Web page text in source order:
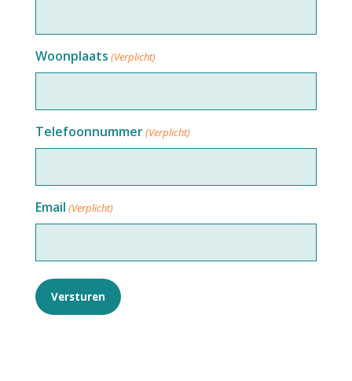
Woonplaats (Verplicht)
Telefoonnummer(Verplicht)
Email (Verplicht)